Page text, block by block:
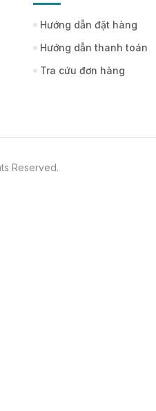
Hướng dẫn đặt hàng
Hướng dẫn thanh toán
Tra cứu đơn hàng
Reserved.